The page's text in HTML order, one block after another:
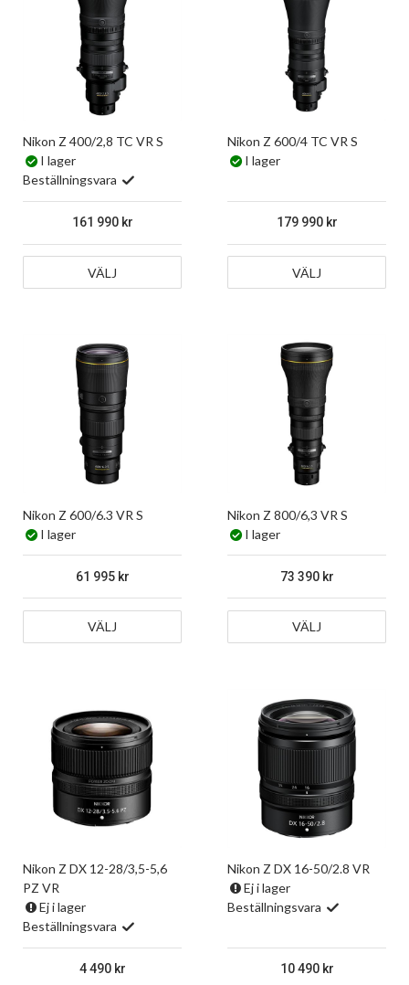
Nikon Z 400/2,8 TC VR S
I lager
Beställningsvara
161 990
VÄLJ
Nikon Z 600/4 TC VR S
I lager
179 990
VÄLJ
Nikon Z 600/6.3 VR S
I lager
61 995
VÄLJ
Nikon Z 800/6,3 VR S
I lager
73 390
VÄLJ
Nikon Z DX 12-28/3,5-5,6
PZ VR
Ej i lager
Beställningsvara
4 490
Nikon Z DX 16-50/2.8 VR
Ej i lager
Beställningsvara
10 490